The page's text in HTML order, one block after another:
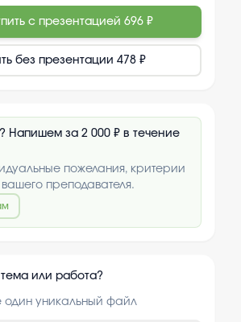
с презентацией 696 ₽
без презентации 478 ₽
Напишем за 2 000 ₽ в течение
пожелания, критерии
преподавателя.
или работа?
один уникальный файл